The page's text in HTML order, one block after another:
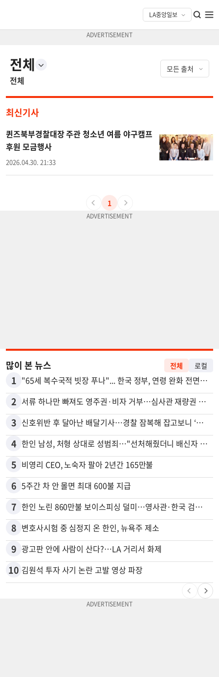
전체
전체
최신기사
퀸즈북부경찰대장 주관 청소년 여름 야구캠프
후원 모금행사
2026.04.30. 21:33
1
많이 본 뉴스 전체 로컬
1 "65세 복수국적 빗장 푸나"... 한국 정부, 연령 완화 전면 추진
2 서류 하나만 빠져도 영주권·비자 거부…심사관 재량권 대폭 확대
3 신호위반 후 달아난 배달기사…경찰 잠복해 잡고보니 ‘반전’
4 한인 남성, 처형 상대로 성범죄…"선처해줬더니 배신자 취급"
5 비영리 CEO, 노숙자 팔아 2년간 165만불
6 5주간 차 안 몰면 최대 600불 지급
7 한인 노린 860만불 보이스피싱 덜미…영사관·한국 검찰 사칭
8 변호사시험 중 심정지 온 한인, 뉴욕주 제소
9 광고판 안에 사람이 산다?…LA 거리서 화제
10 김원석 투자 사기 논란 고발 영상 파장